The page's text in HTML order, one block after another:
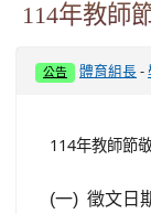
114年教師
公告 體育組長 -
114年教師節
(一) 徵文日